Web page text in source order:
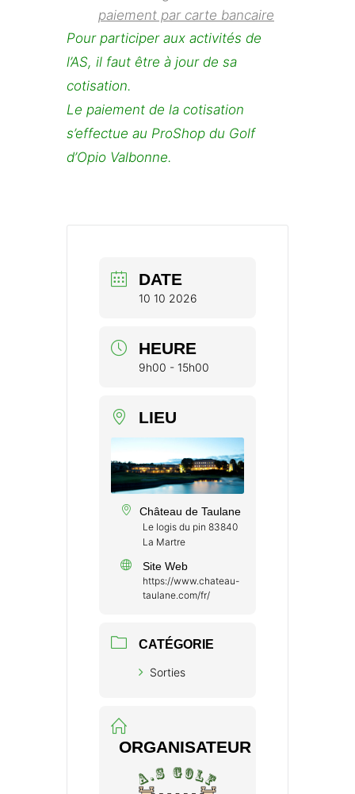
paiement par carte bancaire
Pour participer aux activités de
l’AS, il faut être à jour de sa
cotisation.
Le paiement de la cotisation
s’effectue au ProShop du Golf
d’Opio Valbonne.
DATE
10 10 2026
HEURE
9h00 - 15h00
LIEU
Château de Taulane
Le logis du pin 83840
La Martre
Site Web
https://www.chateau-
taulane.com/fr/
CATÉGORIE
Sorties
ORGANISATEUR